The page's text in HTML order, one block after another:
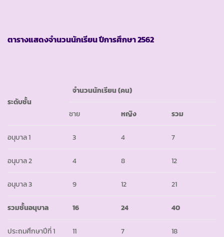
ตารางแสดงจำนวนนักเรียน ปีการศึกษา2562
ระดับชั้น
จำนวนนักเรียน (คน)
ชาย หญิง รวม
อนุบาล 1 3 4 7
อนุบาล 2 4 8 12
อนุบาล 3 9 12 21
รวมชั้นอนุบาล 16 24 40
ประถมศึกษาปีที่ 1 11 7 18